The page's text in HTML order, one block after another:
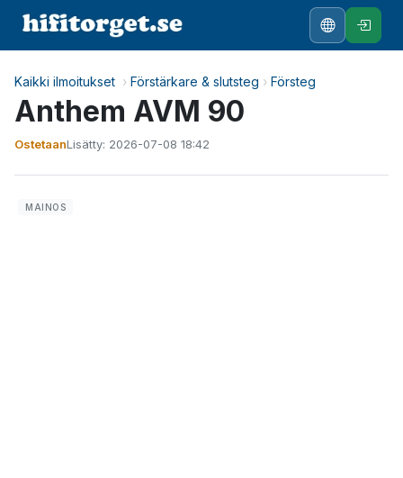
Kaikki ilmoitukset › Förstärkare & slutsteg › Försteg
Anthem AVM 90
OstetaanLisätty: 2026-07-08 18:42